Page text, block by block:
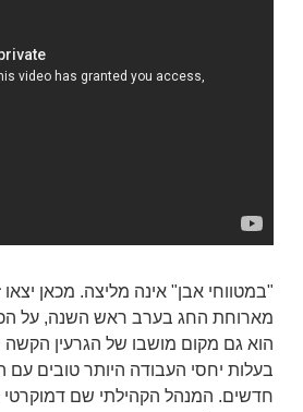
"במטווחי אבן" אינה מליצה. מכאן
מארוחת החג בערב ראש השנה, על
הוא גם מקום מושבו של הגרעין
בעלות יחסי העבודה היותר טובים
חדשים. המנהל הקהילתי שם דמוקרטי